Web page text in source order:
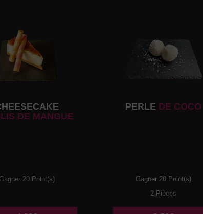
DE MANGUE
Gagner 20 Point(s)
PERLE DE COCO
Gagner 20 Point(s)
2 Pièces